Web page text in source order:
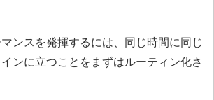
ンスを発揮するには、同じ時間に同じ
ンに立つことをまずはルーティン化さ